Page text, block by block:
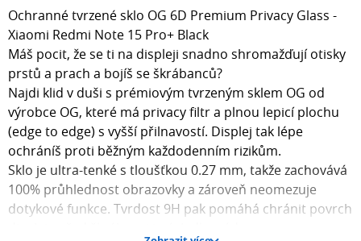
Ochranné tvrzené sklo OG 6D Premium Privacy Glass -
Xiaomi Redmi Note 15 Pro+ Black
Máš pocit, že se ti na displeji snadno shromažďují otisky
prstů a prach a bojíš se škrábanců?
Najdi klid v duši s prémiovým tvrzeným sklem OG od
výrobce OG, které má privacy filtr a plnou lepicí plochu
(edge to edge) s vyšší přilnavostí. Displej tak lépe
ochráníš proti běžným každodenním rizikům.
Sklo je ultra-tenké s tloušťkou 0.27 mm, takže zachovává
100% průhlednost obrazovky a zároveň neomezuje
dotykové funkce. Tvrdost 9H pak pomáhá chránit povrch